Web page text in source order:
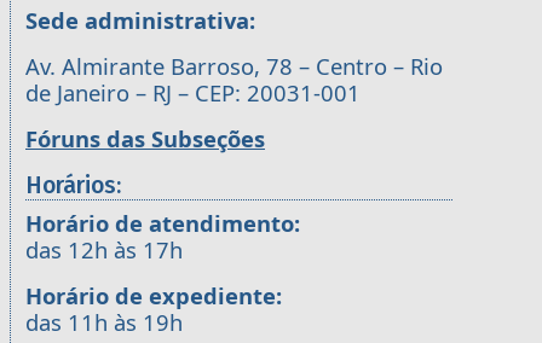
Sede administrativa:
Av. Almirante Barroso, 78 – Centro – Rio
de Janeiro – RJ – CEP: 20031-001
Fóruns das Subseções
Horários:
Horário de atendimento:
das 12h às 17h
Horário de expediente:
das 11h às 19h